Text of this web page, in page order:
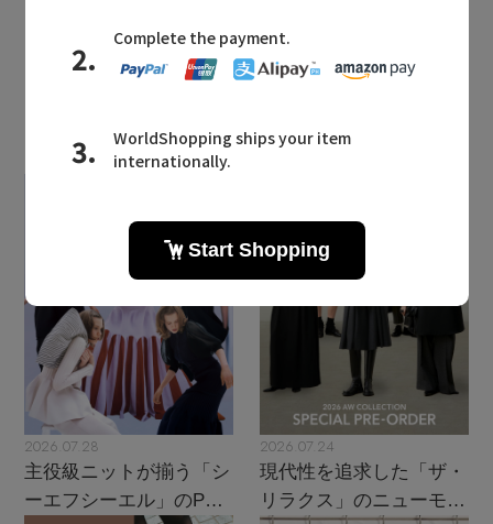
LATEST TOPICS
2026.07.28
主役級ニットが揃う「シ
ーエフシーエル」のPOP
2026.07.24
現代性を追求した「ザ・
リラクス」のニューモダ